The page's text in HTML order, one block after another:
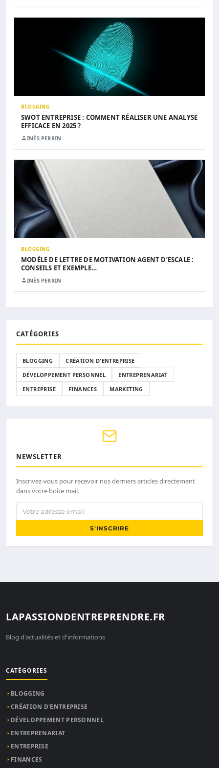
BLOGGING
SWOT ENTREPRISE : COMMENT RÉALISER UNE ANALYSE
EFFICACE EN 2025 ?
INÈS PERRIN
BLOGGING
MODÈLE DE LETTRE DE MOTIVATION AGENT D’ESCALE :
CONSEILS ET EXEMPLE…
INÈS PERRIN
CATÉGORIES
BLOGGING
CRÉATION D'ENTREPRISE
DÉVELOPPEMENT PERSONNEL
ENTREPRENARIAT
ENTREPRISE
FINANCES MARKETING
NEWSLETTER
Inscrivez-vous pour recevoir nos derniers articles directement
dans votre boîte mail.
Votre adresse email
S'INSCRIRE
LAPASSIONDENTREPRENDRE.FR
Blog d'actualités et d'informations
CATÉGORIES
BLOGGING
CRÉATION D'ENTREPRISE
DÉVELOPPEMENT PERSONNEL
ENTREPRENARIAT
ENTREPRISE
FINANCES